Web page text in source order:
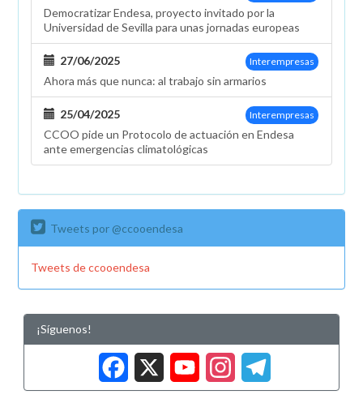
Democratizar Endesa, proyecto invitado por la
Universidad de Sevilla para unas jornadas europeas
Interempresas
27/06/2025
Ahora más que nunca: al trabajo sin armarios
Interempresas
25/04/2025
CCOO pide un Protocolo de actuación en Endesa
ante emergencias climatológicas
Tweets por @ccooendesa
Tweets de ccooendesa
¡Síguenos!
Facebook
X